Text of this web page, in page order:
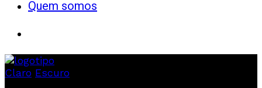
Quem somos
Claro Escuro